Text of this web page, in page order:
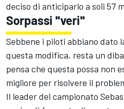
deciso di anticiparlo a soli 57
Sorpassi "veri"
Sebbene i piloti abbiano dato
questa modifica, resta un
pensa che questa possa non
migliore per risolvere il
Il leader del campionato